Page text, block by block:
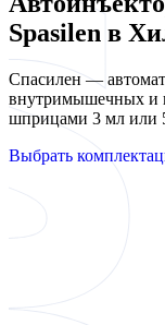
Spasilen в
Спасилен —
внутримышечных и
шприцами 3 мл или
Выбрать